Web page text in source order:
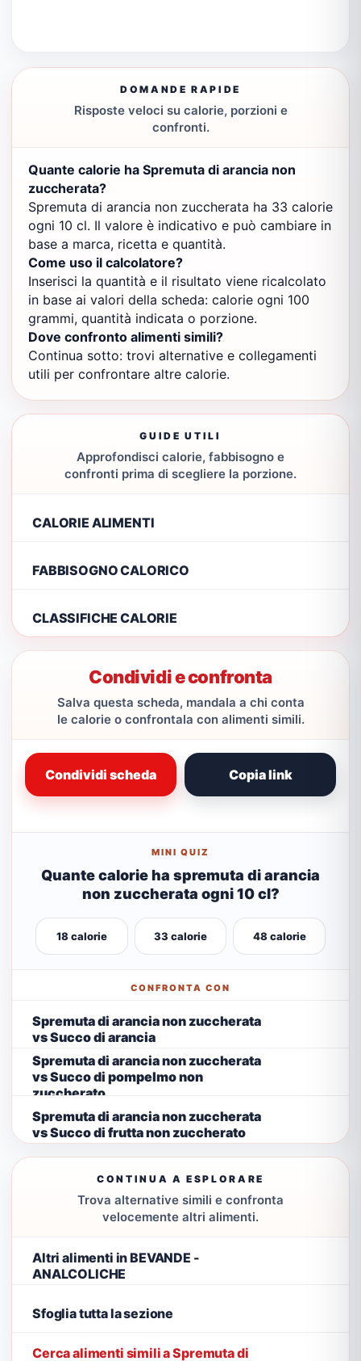
DOMANDE RAPIDE
Risposte veloci su calorie, porzioni e
confronti.
Quante calorie ha Spremuta di arancia non
zuccherata?
Spremuta di arancia non zuccherata ha 33 calorie
ogni 10 cl. Il valore è indicativo e può cambiare in
base a marca, ricetta e quantità.
Come uso il calcolatore?
Inserisci la quantità e il risultato viene ricalcolato
in base ai valori della scheda: calorie ogni 100
grammi, quantità indicata o porzione.
Dove confronto alimenti simili?
Continua sotto: trovi alternative e collegamenti
utili per confrontare altre calorie.
GUIDE UTILI
Approfondisci calorie, fabbisogno e
confronti prima di scegliere la porzione.
CALORIE ALIMENTI
FABBISOGNO CALORICO
CLASSIFICHE CALORIE
Condividi e confronta
Salva questa scheda, mandala a chi conta
le calorie o confrontala con alimenti simili.
Condividi scheda Copia link
MINI QUIZ
Quante calorie ha spremuta di arancia
non zuccherata ogni 10 cl?
18 calorie 33 calorie 48 calorie
CONFRONTA CON
Spremuta di arancia non zuccherata
vs Succo di arancia
Spremuta di arancia non zuccherata
vs Succo di pompelmo non
zuccherato
Spremuta di arancia non zuccherata
vs Succo di frutta non zuccherato
CONTINUA A ESPLORARE
Trova alternative simili e confronta
velocemente altri alimenti.
Altri alimenti in BEVANDE -
ANALCOLICHE
Sfoglia tutta la sezione
Cerca alimenti simili a Spremuta di